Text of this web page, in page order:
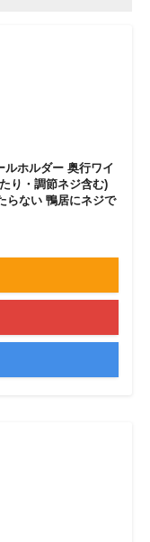
ホルダー 奥行ワイ
り・調節ネジ含む)
らない 鴨居にネジで